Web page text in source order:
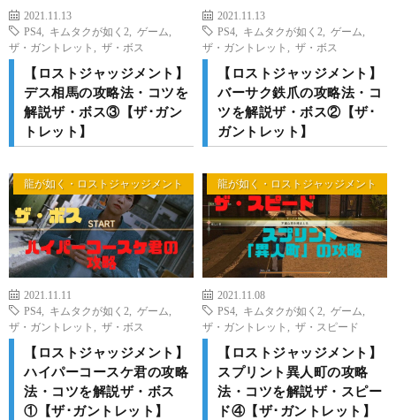
2021.11.13
PS4
キムタクが如く2 ゲーム
ザ・ガントレット
ザ・ボス
【ロストジャッジメント】
デス相馬の攻略法・コツを
解説ザ・ボス③【ザ･ガン
トレット】
2021.11.13
PS4
キムタクが如く2 ゲーム
ザ・ガントレット
ザ・ボス
【ロストジャッジメント】
バーサク鉄爪の攻略法・コ
ツを解説ザ・ボス②【ザ･
ガントレット】
龍が如く・ロストジャッジメント
2021.11.11
PS4
キムタクが如く2 ゲーム
ザ・ガントレット
ザ・ボス
【ロストジャッジメント】
ハイパーコースケ君の攻略
法・コツを解説ザ・ボス
①【ザ･ガントレット】
龍が如く・ロストジャッジメント
2021.11.08
PS4
キムタクが如く2 ゲーム
ザ・ガントレット
ザ・スピード
【ロストジャッジメント】
スプリント異人町の攻略
法・コツを解説ザ・スピー
ド④【ザ･ガントレット】